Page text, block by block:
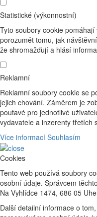
Statistické (výkonnostní)
Tyto soubory cookie
porozumět tomu, jak
že shromažďují a hlásí
Reklamní
Reklamní soubory cookie se
jejich chování. Záměrem je
poutavé pro jednotlivé
vydavatele a inzerenty třetích
Více informací Souhlasím
Cookies
Tento web používá soubory
osobní údaje. Správcem
Na Vyhlídce 1474, 686 05
Další detailní informace o